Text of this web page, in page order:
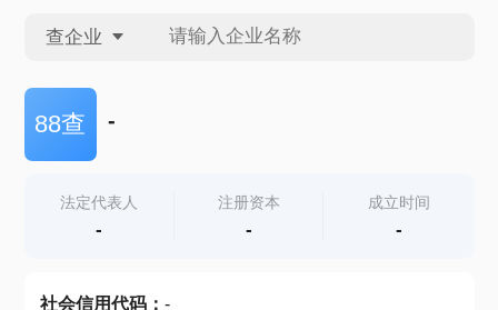
查企业
查企业
查产地
88查 -
法定代表人
-
注册资本
-
成立时间
-
社会信用代码： -